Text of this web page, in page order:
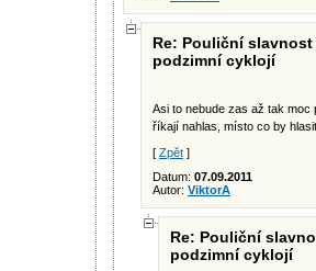
Re: Pouliční
podzimní cyklojí
Asi to nebude zas až tak moc
říkají nahlas, místo co by
[ Zpět ]
Datum: 07.09.2011
Autor: ViktorA
Re: Pouliční
podzimní cyklojí